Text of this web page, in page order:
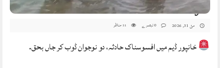
#TouristSafety
مئ 31, 2026 51 مناظر
خانپور ڈیم میں افسوسناک حادثہ، دو نوجوان ڈوب کر جاں بحق.